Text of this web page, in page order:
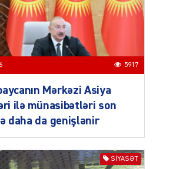
04.08.2026 3017
Azərbaycanda sürücüsüz
nəqliyyat dövrü başlayır –
XİN rəhbərindən TRİPP
layihəsi ilə bağlı AÇIQLAMA
04.08.2026 4397
5917
Mərkəzi Asiya
ilə münasibətləri son
daha da genişlənir
SIYASƏT